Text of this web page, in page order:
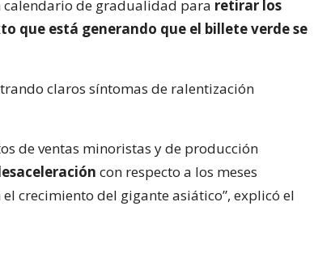
de gradualidad para retirar los
que está generando que el billete verde se
claros síntomas de ralentización
de ventas minoristas y de producción
con respecto a los meses
crecimiento del gigante asiático”, explicó el